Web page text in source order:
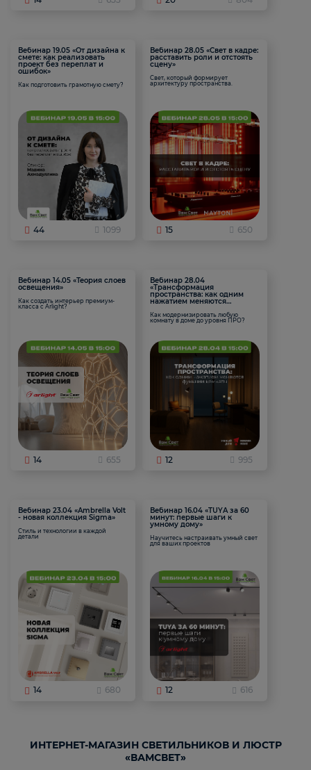
Вебинар 19.05 «От дизайна к
смете: как реализовать
проект без переплат и
ошибок»
Как подготовить грамотную смету?
44 1099
Вебинар 28.05 «Свет в кадре:
расставить роли и отстоять
сцену»
Свет, который формирует
архитектуру пространства.
15 650
Вебинар 14.05 «Теория слоев
освещения»
Как создать интерьер премиум-
класса с Arlight?
14 655
Вебинар 28.04
«Трансформация
пространства: как одним
нажатием меняются
Как модернизировать любую
комнату в доме до уровня ПРО?
12 995
Вебинар 23.04 «Ambrella Volt
- новая коллекция Sigma»
Стиль и технологии в каждой
детали
14 680
Вебинар 16.04 «TUYA за 60
минут: первые шаги к
умному дому»
Научитесь настраивать умный свет
для ваших проектов
12 616
ИНТЕРНЕТ-МАГАЗИН СВЕТИЛЬНИКОВ И ЛЮСТР
«ВАМСВЕТ»